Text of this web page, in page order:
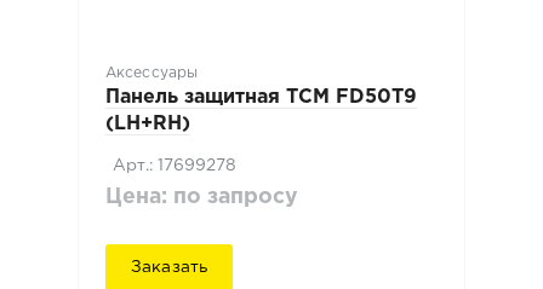
Аксессуары
Панель защитная TCM FD50T9
(LH+RH)
Арт.: 17699278
Цена: по запросу
Заказать